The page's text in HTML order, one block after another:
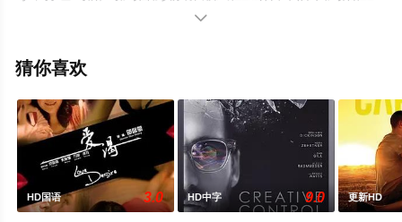
丽等演员精彩演绎的中国大陆电影，手机免费观看高清无
步至豆瓣电影、电视猫或剧情网等平台了解。

猜你喜欢
HD国语 3.0 HD中字 9.0 更新HD